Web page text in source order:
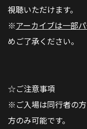
視聴いただけます。
※アーカイブは一部
めご了承ください。
☆ご注意事項
※ご入場は同行者の方
方のみ可能です。